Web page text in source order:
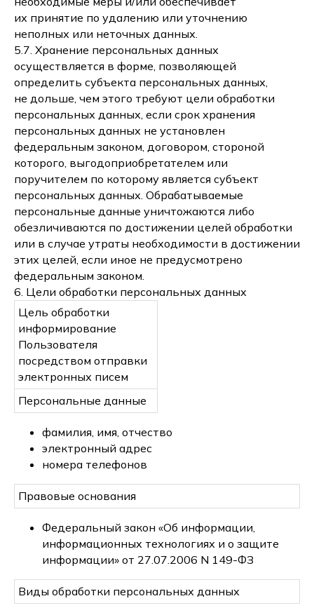
их принятие по удалению или уточнению
неполных или неточных данных.
5.7. Хранение персональных данных
осуществляется в форме, позволяющей
определить субъекта персональных данных,
не дольше, чем этого требуют цели обработки
персональных данных, если срок хранения
персональных данных не установлен
федеральным законом, договором, стороной
которого, выгодоприобретателем или
поручителем по которому является субъект
персональных данных. Обрабатываемые
персональные данные уничтожаются либо
обезличиваются по достижении целей обработки
или в случае утраты необходимости в достижении
этих целей, если иное не предусмотрено
федеральным законом.
6. Цели обработки персональных данных
Цель обработки
информирование
Пользователя
посредством отправки
электронных писем
Персональные данные
фамилия, имя, отчество
электронный адрес
номера телефонов
Правовые основания
Федеральный закон «Об информации,
информационных технологиях и о защите
информации» от 27.07.2006 N 149-ФЗ
Виды обработки персональных данных